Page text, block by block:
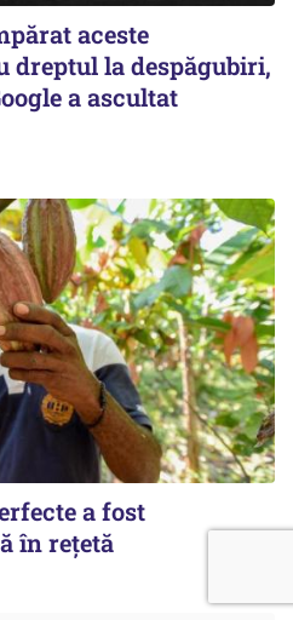
aceste
dreptul la despăgubiri,
a ascultat
a fost
în rețetă